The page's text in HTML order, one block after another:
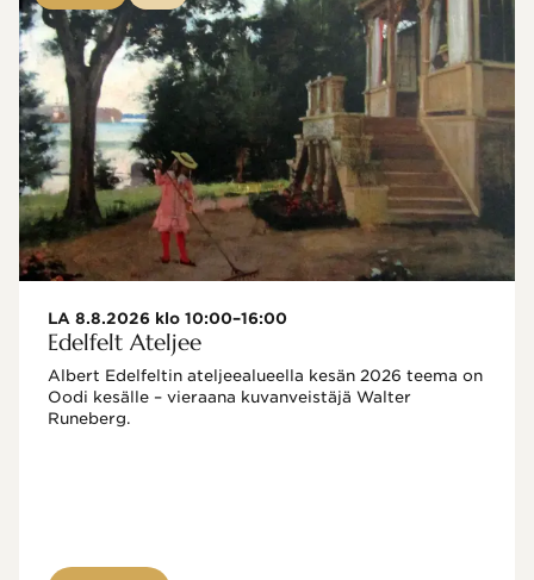
LA 8.8.2026 klo 10:00–16:00
Edelfelt Ateljee
Albert Edelfeltin ateljeealueella kesän 2026 teema on
Oodi kesälle – vieraana kuvanveistäjä Walter